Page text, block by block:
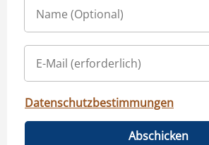
Datenschutzbestimmungen
Abschicken